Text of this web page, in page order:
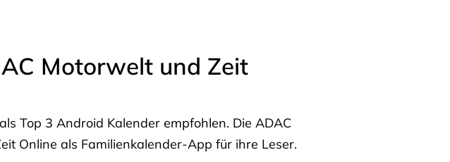
Motorwelt und Zeit
Top 3 Android Kalender empfohlen. Die ADAC
Online als Familienkalender-App für ihre Leser.